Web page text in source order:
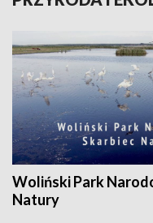
Woliński Park
Natury